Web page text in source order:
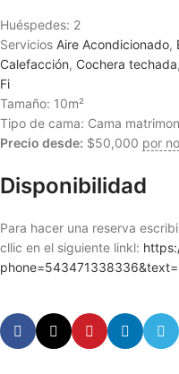
Huéspedes: 2
Servicios Aire Acondicionado,
Calefacción, Cochera techada,
Fi
Tamaño: 10m²
Tipo de cama: Cama
Precio desde: $50,000 por
Disponibilidad
Para hacer una reserva
cllic en el siguiente linkl: